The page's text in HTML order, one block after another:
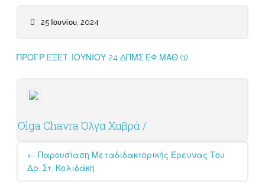
25 Ιουνίου, 2024
ΠΡΟΓΡ.ΕΞΕT. ΙΟΥΝΙΟΥ 24 ΔΠΜΣ ΕΦ.ΜΑΘ.(1)
Olga Chavra Όλγα Χαβρά /
Post
navigation
← Παρουσίαση Μεταδιδακτορικής Έρευνας Του
Δρ. Στ. Κολιδάκη